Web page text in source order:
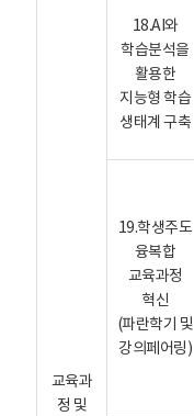
교육과
정 및
18.AI와
학습분석을
활용한
지능형 학습
생태계 구축
19.학생주도
융복합
교육과정
혁신
(파란학기 및
강의페어링)